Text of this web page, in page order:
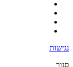
נגישות
סגור